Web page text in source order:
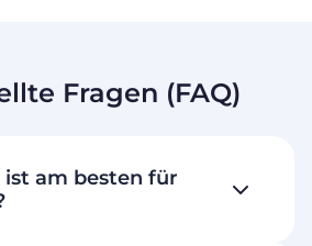
Fragen (FAQ)
ist am besten für